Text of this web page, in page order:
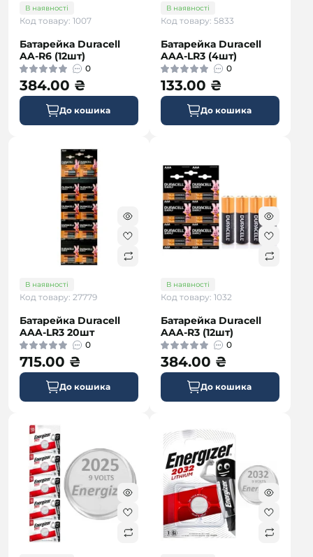
В наявності
Код товару: 1007
Батарейка Duracell
AA-R6 (12шт)
0
384.00 ₴
До кошика
В наявності
Код товару: 5833
Батарейка Duracell
AAA-LR3 (4шт)
0
133.00 ₴
До кошика
В наявності
Код товару: 27779
Батарейка Duracell
AAA-LR3 20шт
0
715.00 ₴
До кошика
В наявності
Код товару: 1032
Батарейка Duracell
AAA-R3 (12шт)
0
384.00 ₴
До кошика